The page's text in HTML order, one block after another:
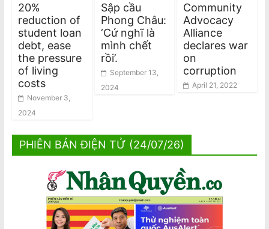
20%
reduction of
student loan
debt, ease
the pressure
of living
costs
November 3,
2024
Sập cầu
Phong Châu:
‘Cứ nghĩ là
mình chết
rồi’.
September 13,
2024
Community
Advocacy
Alliance
declares war
on
corruption
April 21, 2022
PHIÊN BẢN ĐIỆN TỬ (24/07/26)